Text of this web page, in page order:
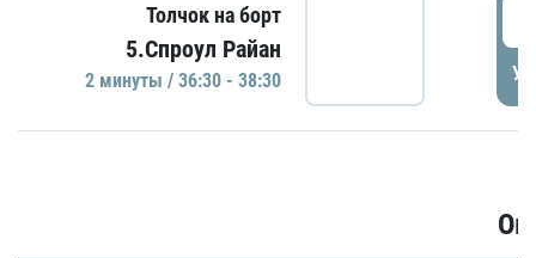
Толчок на борт
5.Спроул Райан
2 минуты / 36:30 - 38:30